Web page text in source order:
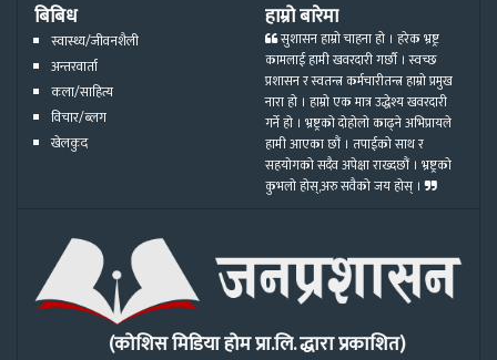
बिबिध
स्वास्थ्य/जीवनशैली
अन्तरवार्ता
कला/साहित्य
विचार/ब्लग
खेलकुद
हाम्रो बारेमा
सुशासन हाम्रो चाहना हो । हरेक भ्रष्ट्र
कामलाई हामी खवरदारी गर्छौ । स्वच्छ
प्रशासन र स्वतन्त्र कर्मचारीतन्त्र हाम्रो प्रमुख
नारा हो । हाम्रो एक मात्र उद्धेश्य खवरदारी
गर्ने हो । भ्रष्ट्रको दोहोलो काढ्ने अभिप्रायले
हामी आएका छौं । तपाईको साथ र
सहयोगको सदैव अपेक्षा राख्दछौं । भ्रष्ट्रको
कुभलो होस्,अरु सवैको जय होस् ।
(कोशिस मिडिया होम प्रा.लि. द्धारा प्रकाशित)